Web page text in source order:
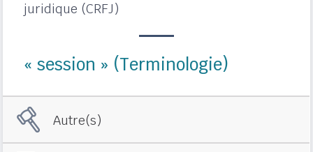
juridique (CRFJ)
« session » (Terminologie)
Autre(s)